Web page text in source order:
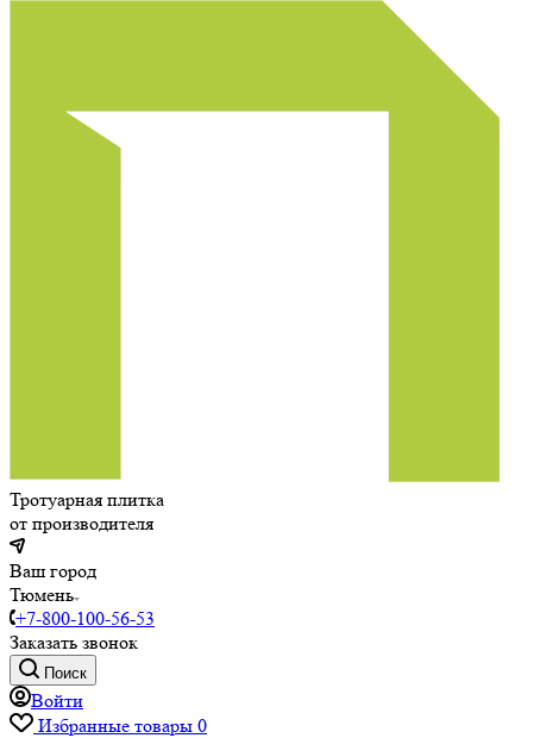
Тротуарная плитка
от производителя
Ваш город
Тюмень
+7-800-100-56-53
Заказать звонок
Поиск
Войти
Избранные товары 0